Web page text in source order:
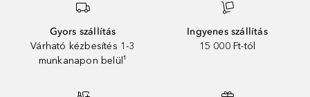
Gyors szállítás
Várható kézbesítés 1-3
munkanapon belül¹
Ingyenes szállítás
15 000 Ft-tól